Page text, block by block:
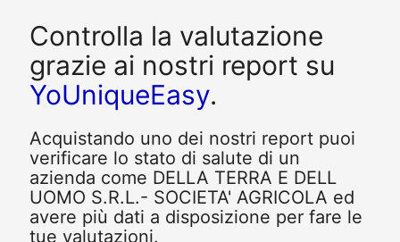
Controlla la valutazione
grazie ai nostri report su
YoUniqueEasy.
Acquistando uno dei nostri report puoi
verificare lo stato di salute di un
azienda come DELLA TERRA E DELL
UOMO S.R.L.- SOCIETA' AGRICOLA ed
avere più dati a disposizione per fare le
tue valutazioni.